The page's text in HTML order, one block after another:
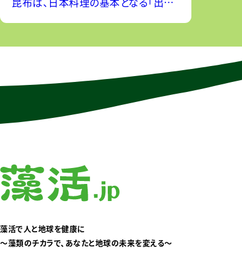
汁」の原料として欠かせない褐藻類で
藻活で人と地球を健康に
〜藻類のチカラで、あなたと地球の未来を変える〜